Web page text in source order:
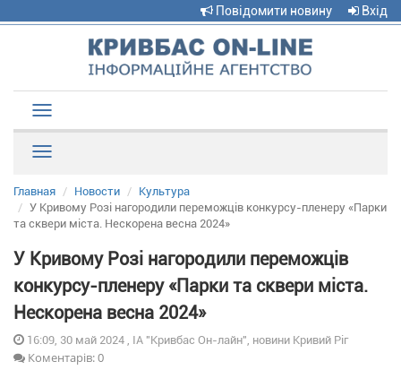
Повідомити новину Вхід
navigation
Главная Новости
Культура
У Кривому Розі нагородили переможців конкурсу-пленеру «Парки
та сквери міста. Нескорена весна 2024»
У Кривому Розі нагородили переможців
конкурсу-пленеру «Парки та сквери міста.
Нескорена весна 2024»
16:09, 30 май 2024 , ІА "Кривбас Он-лайн", новини Кривий Ріг
Коментарів: 0